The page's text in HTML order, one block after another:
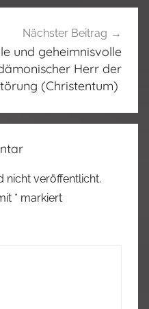
Nächster Beitrag
und geheimnisvolle
Herr der
(Christentum)
nicht veröffentlicht.
* markiert